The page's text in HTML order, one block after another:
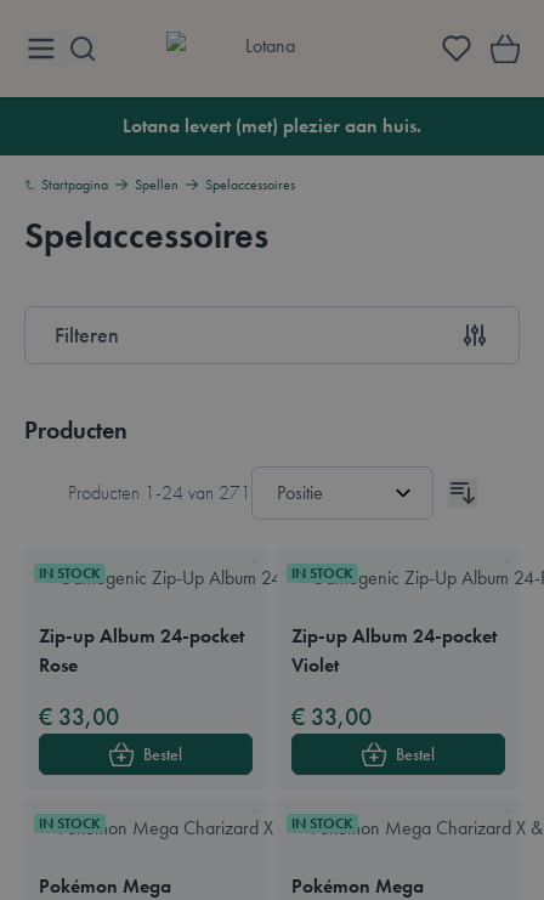
Lotana
Lotana levert (met) plezier aan huis.
Startpagina Spellen Spelaccessoires
Spelaccessoires
Filteren
Producten
Producten 1 -24 van 271
IN STOCK
Zip-up Album 24-pocket
Rose
€ 33,00
Bestel
IN STOCK
Zip-up Album 24-pocket
Violet
€ 33,00
Bestel
IN STOCK
Pokémon Mega
IN STOCK
Pokémon Mega